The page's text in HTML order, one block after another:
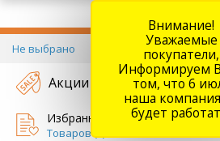
Не выбрано
Акции
Избранное
Товаров (
Внимание!
Уважаемые
покупатели,
Информируем
том, что 6
наша
будет